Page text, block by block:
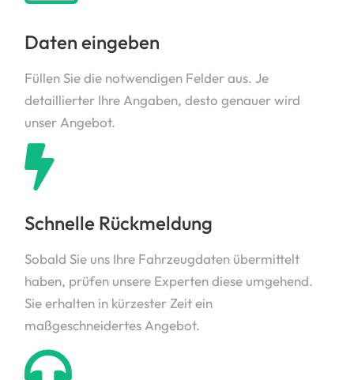
Daten eingeben
Füllen Sie die notwendigen Felder aus. Je
detaillierter Ihre Angaben, desto genauer wird
unser Angebot.
Schnelle Rückmeldung
Sobald Sie uns Ihre Fahrzeugdaten übermittelt
haben, prüfen unsere Experten diese umgehend.
Sie erhalten in kürzester Zeit ein
maßgeschneidertes Angebot.